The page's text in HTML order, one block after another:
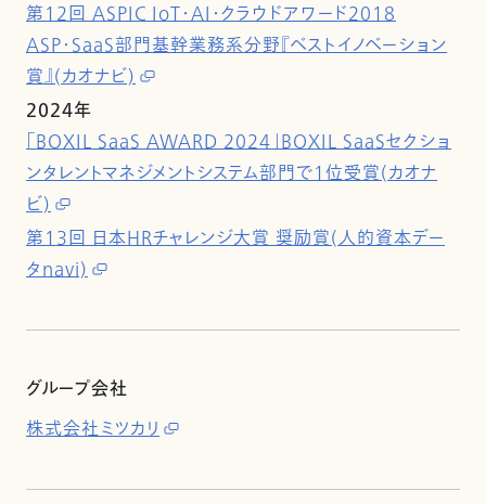
第12回 ASPIC IoT・AI・クラウドアワード2018
ASP・SaaS部門基幹業務系分野『ベストイノベーション
賞』(カオナビ)
2024年
「BOXIL SaaS AWARD 2024」BOXIL SaaSセクショ
ンタレントマネジメントシステム部門で1位受賞(カオナ
ビ)
第13回 日本HRチャレンジ大賞 奨励賞(人的資本デー
タnavi)
グループ会社
株式会社ミツカリ